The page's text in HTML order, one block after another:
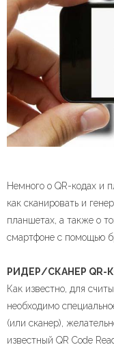
Немного о QR-кодах и
как сканировать и
планшетах, а также о
смартфоне с помощью
РИДЕР/СКАНЕР QR-
Как известно, для
необходимо
(или сканер),
известный QR Code